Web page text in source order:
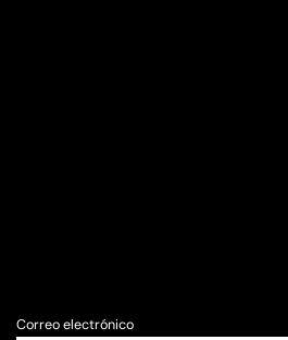
Correo electrónico